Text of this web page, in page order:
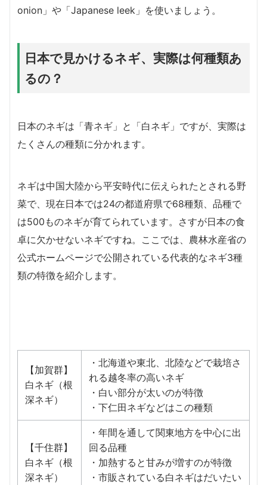
onion」や「Japanese leek」を使いましょう。
日本で見かけるネギ、実際は何種類あ
るの？
日本のネギは「青ネギ」と「白ネギ」ですが、実際は
たくさんの種類に分かれます。
ネギは中国大陸から平安時代に伝えられたとされる野
菜で、現在日本では24の都道府県で68種類、品種で
は500ものネギが育てられています。さすが日本の食
卓に欠かせないネギですね。ここでは、農林水産省の
公式ホームページで公開されている代表的なネギ3種
類の特徴を紹介します。
【加賀群】
白ネギ（根
深ネギ）
・北海道や東北、北陸などで栽培さ
れる越冬率の高いネギ
・白い部分が太いのが特徴
・下仁田ネギなどはこの種類
【千住群】
白ネギ（根
深ネギ）
・年間を通して関東地方を中心に出
回る品種
・加熱すると甘みが増すのが特徴
・市販されている白ネギはだいたい